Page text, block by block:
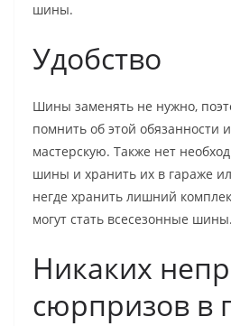
шины.
Удобство
Шины заменять не нужно,
помнить об этой обязанности
мастерскую. Также нет
шины и хранить их в гараже
негде хранить лишний
могут стать всесезонные шины.
Никаких
сюрпризов в